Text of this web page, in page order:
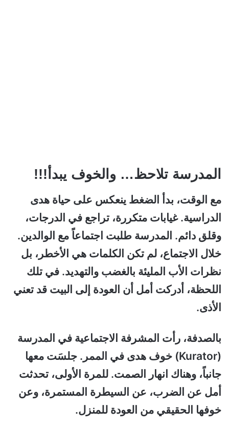
المدرسة تلاحظ… والخوف يبدأ!!!
مع الوقت، بدأ الضغط ينعكس على حياة هدى
الدراسية. غيابات متكررة، تراجع في الدرجات،
وقلق دائم. المدرسة طلبت اجتماعاً مع الوالدين.
خلال الاجتماع، لم تكن الكلمات هي الأخطر، بل
نظرات الأب المليئة بالغضب والتهديد. في تلك
اللحظة، أدركت أمل أن العودة إلى البيت قد تعني
الأذى.
بالصدفة، رأت المشرفة الاجتماعية في المدرسة
(Kurator) خوف هدى في الممر. جلسَت معها
جانباً، وهناك انهار الصمت. للمرة الأولى، تحدثت
أمل عن الضرب، عن السيطرة المستمرة، وعن
خوفها الحقيقي من العودة للمنزل.